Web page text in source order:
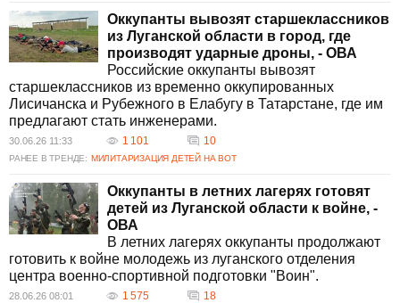
Оккупанты вывозят старшеклассников
из Луганской области в город, где
производят ударные дроны, - ОВА
Российские оккупанты вывозят
старшеклассников из временно оккупированных
Лисичанска и Рубежного в Елабугу в Татарстане, где им
предлагают стать инженерами.
30.06.26 11:33 1 101 10
РАНЕЕ В ТРЕНДЕ: МИЛИТАРИЗАЦИЯ ДЕТЕЙ НА ВОТ
Оккупанты в летних лагерях готовят
детей из Луганской области к войне, -
ОВА
В летних лагерях оккупанты продолжают
готовить к войне молодежь из луганского отделения
центра военно-спортивной подготовки "Воин".
28.06.26 08:01 1 575 18